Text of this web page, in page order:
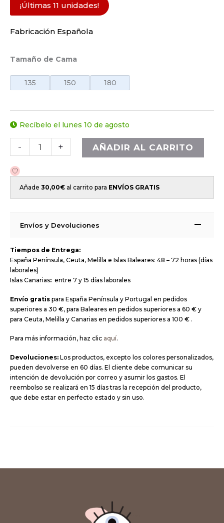
¡Últimas 11 unidades!
Fabricación Española
Tamaño de Cama
135 150 180
Recíbelo el lunes 10 de agosto
- + AÑADIR AL CARRITO
Añade 30,00€ al carrito para ENVÍOS GRATIS
Envíos y Devoluciones
Tiempos de Entrega:
España Península, Ceuta, Melilla e Islas Baleares: 48 – 72 horas (días
laborales)
Islas Canarias: entre 7 y 15 días laborales
Envío gratis para España Península y Portugal en pedidos
superiores a 30 €, para Baleares en pedidos superiores a 60 € y
para Ceuta, Melilla y Canarias en pedidos superiores a 100 € .
Para más información, haz clic aquí.
Devoluciones: Los productos, excepto los colores personalizados,
pueden devolverse en 60 días. El cliente debe comunicar su
intención de devolución por correo y asumir los gastos. El
reembolso se realizará en 15 días tras la recepción del producto,
que debe estar en perfecto estado y sin uso.